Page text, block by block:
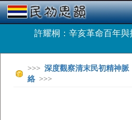
許耀桐：辛亥革命百年
>>> 深度觀察清末民初精神脈
絡 >>>